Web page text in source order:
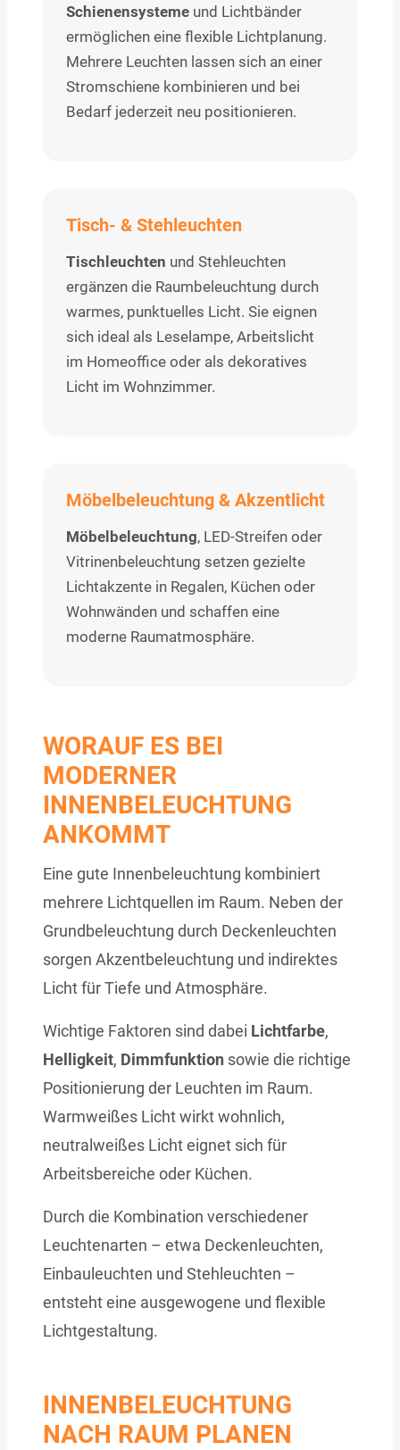
Schienensysteme und Lichtbänder
ermöglichen eine flexible Lichtplanung.
Mehrere Leuchten lassen sich an einer
Stromschiene kombinieren und bei
Bedarf jederzeit neu positionieren.
Tisch- & Stehleuchten
Tischleuchten und Stehleuchten
ergänzen die Raumbeleuchtung durch
warmes, punktuelles Licht. Sie eignen
sich ideal als Leselampe, Arbeitslicht
im Homeoffice oder als dekoratives
Licht im Wohnzimmer.
Möbelbeleuchtung & Akzentlicht
Möbelbeleuchtung, LED-Streifen oder
Vitrinenbeleuchtung setzen gezielte
Lichtakzente in Regalen, Küchen oder
Wohnwänden und schaffen eine
moderne Raumatmosphäre.
WORAUF ES BEI
MODERNER
INNENBELEUCHTUNG
ANKOMMT
Eine gute Innenbeleuchtung kombiniert
mehrere Lichtquellen im Raum. Neben der
Grundbeleuchtung durch Deckenleuchten
sorgen Akzentbeleuchtung und indirektes
Licht für Tiefe und Atmosphäre.
Wichtige Faktoren sind dabei Lichtfarbe,
Helligkeit, Dimmfunktion sowie die richtige
Positionierung der Leuchten im Raum.
Warmweißes Licht wirkt wohnlich,
neutralweißes Licht eignet sich für
Arbeitsbereiche oder Küchen.
Durch die Kombination verschiedener
Leuchtenarten – etwa Deckenleuchten,
Einbauleuchten und Stehleuchten –
entsteht eine ausgewogene und flexible
Lichtgestaltung.
INNENBELEUCHTUNG
NACH RAUM PLANEN